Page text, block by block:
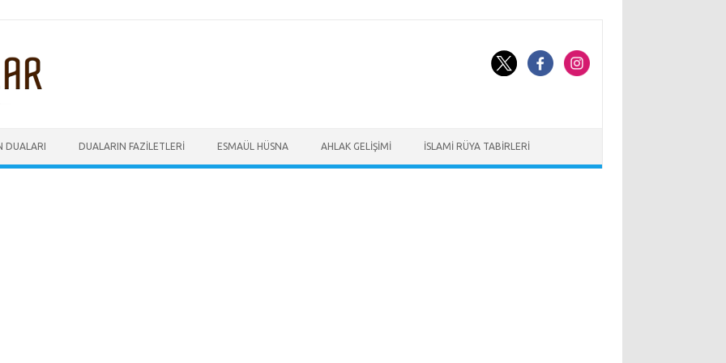
DUALARI DUALARIN FAZILETLERI ESMAÜL HÜSNA AHLAK GELIŞIMI İSLAMI RÜYA TABIRLERI